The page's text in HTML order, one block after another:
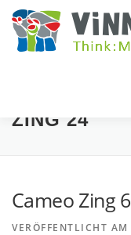
Zum
Inhalt
springen
EVENTS WIKI
ZING 24
Cameo Zing
VERÖFFENTLICHT AM